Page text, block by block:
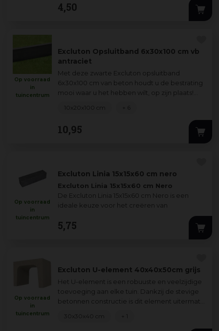
4,50
Excluton Opsluitband 6x30x100 cm vb
antraciet
Met deze zwarte Excluton opsluitband
6x30x100 cm van beton houdt u de bestrating
mooi waar u het hebben wilt, op zijn plaats!
Op voorraad
in
tuincentrum
10,95
10x20x100 cm + 6
Excluton Linia 15x15x60 cm nero
Excluton Linia 15x15x60 cm Nero
De Excluton Linia 15x15x60 cm Nero is een
ideale keuze voor het creëren van
Op voorraad
in
tuincentrum
5,75
Excluton U-element 40x40x50cm grijs
Het U-element is een robuuste en veelzijdige
toevoeging aan elke tuin. Dankzij de stevige
betonnen constructie is dit element uitermate
Op voorraad
in
tuincentrum
30x30x40 cm + 1